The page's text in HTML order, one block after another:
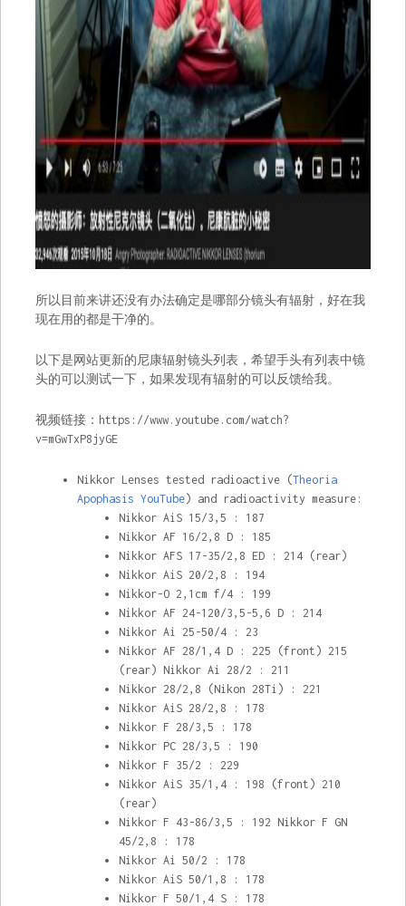
所以目前来讲还没有办法确定是哪部分镜头有辐射，好在我
现在用的都是干净的。
以下是网站更新的尼康辐射镜头列表，希望手头有列表中镜
头的可以测试一下，如果发现有辐射的可以反馈给我。
视频链接：https://www.youtube.com/watch?
v=mGwTxP8jyGE
Nikkor Lenses tested radioactive (Theoria
Apophasis YouTube) and radioactivity measure:
Nikkor AiS 15/3,5 : 187
Nikkor AF 16/2,8 D : 185
Nikkor AFS 17-35/2,8 ED : 214 (rear)
Nikkor AiS 20/2,8 : 194
Nikkor-O 2,1cm f/4 : 199
Nikkor AF 24-120/3,5-5,6 D : 214
Nikkor Ai 25-50/4 : 23
Nikkor AF 28/1,4 D : 225 (front) 215
(rear) Nikkor Ai 28/2 : 211
Nikkor 28/2,8 (Nikon 28Ti) : 221
Nikkor AiS 28/2,8 : 178
Nikkor F 28/3,5 : 178
Nikkor PC 28/3,5 : 190
Nikkor F 35/2 : 229
Nikkor AiS 35/1,4 : 198 (front) 210
(rear)
Nikkor F 43-86/3,5 : 192 Nikkor F GN
45/2,8 : 178
Nikkor Ai 50/2 : 178
Nikkor AiS 50/1,8 : 178
Nikkor F 50/1,4 S : 178